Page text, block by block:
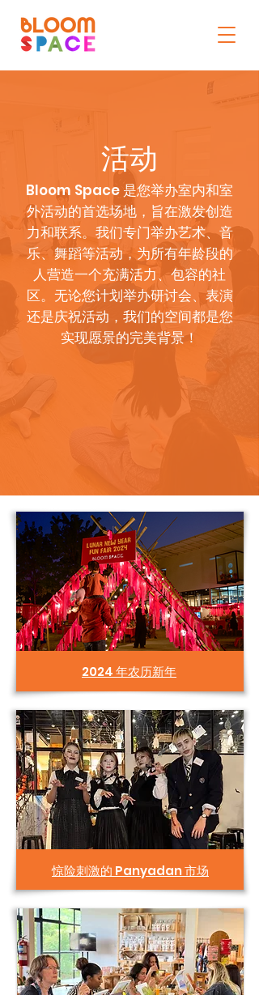
活动
Bloom Space 是您举办室内和室
外活动的首选场地，旨在激发创造
力和联系。我们专门举办艺术、音
乐、舞蹈等活动，为所有年龄段的
人营造一个充满活力、包容的社
区。无论您计划举办研讨会、表演
还是庆祝活动，我们的空间都是您
实现愿景的完美背景！
2024 年农历新年
惊险刺激的 Panyadan 市场